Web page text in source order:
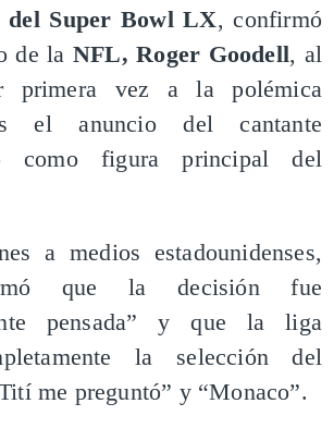
del Super Bowl LX, confirmó
de la NFL, Roger Goodell, al
primera vez a la polémica
el anuncio del cantante
como figura principal del
a medios estadounidenses,
que la decisión fue
pensada” y que la liga
la selección del
me preguntó” y “Monaco”.